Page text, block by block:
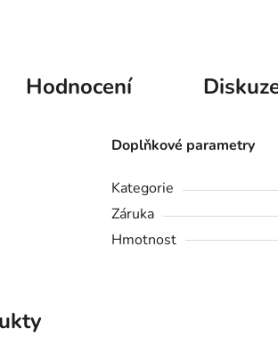
Hodnocení
Doplňkové parametry
Kategorie
Záruka
Hmotnost